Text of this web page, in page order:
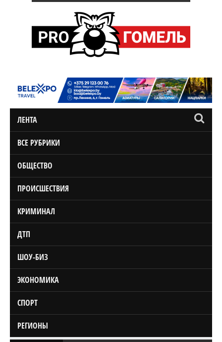
ЛЕНТА
ВСЕ РУБРИКИ
ОБЩЕСТВО
ПРОИСШЕСТВИЯ
КРИМИНАЛ
ДТП
ШОУ-БИЗ
ЭКОНОМИКА
СПОРТ
РЕГИОНЫ